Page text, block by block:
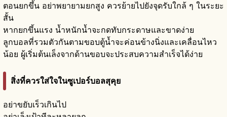
ตอนยกขึ้น อย่าพยายามยกสูง ควรย้ายไปยังจุดรับใกล้ ๆ ในระยะ
สั้น
หากยกขึ้นแรง น้ำหนักน้ำจะกดทับกระดาษและขาดง่าย
ลูกบอลที่รวมตัวกันตามขอบตู้น้ำจะค่อนข้างนิ่งและเคลื่อนไหว
น้อย ผู้เริ่มต้นเล็งจากด้านขอบจะประสบความสำเร็จได้ง่าย
สิ่งที่ควรใส่ใจในซูเปอร์บอลสุคุย
อย่าขยับเร็วเกินไป